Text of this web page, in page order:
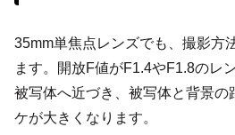
35mm単焦点レンズでも、撮影方
ます。開放F値がF1.4やF1.8のレ
被写体へ近づき、被写体と背景の
ケが大きくなります。